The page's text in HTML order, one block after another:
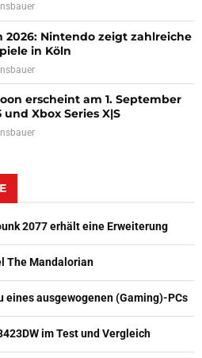
2026: Nintendo zeigt zahlreiche
in Köln
erscheint am 1. September
und Xbox Series X|S
2077 erhält eine Erweiterung
The Mandalorian
eines ausgewogenen (Gaming)-PCs
im Test und Vergleich